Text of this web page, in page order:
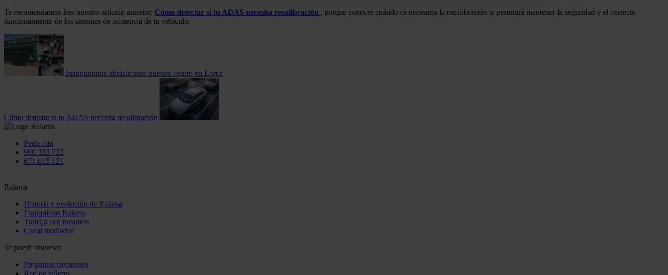
Te recomendamos leer nuestro artículo anterior: Cómo detectar si tu ADAS necesita recalibración , porque conocer cuándo es necesaria la recalibración te permitirá mantener la seguridad y el correcto
funcionamiento de los sistemas de asistencia de tu vehículo.
Inauguramos oficialmente nuestro centro en Lorca
Cómo detectar si tu ADAS necesita recalibración
Pedir cita
900 333 733
671 015 121
Ralarsa
Historia y evolución de Ralarsa
Franquicias Ralarsa
Trabaja con nosotros
Canal mediador
Te puede interesar
Preguntas frecuentes
Red de talleres